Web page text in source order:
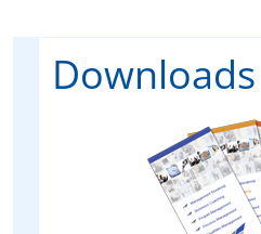
Downloads